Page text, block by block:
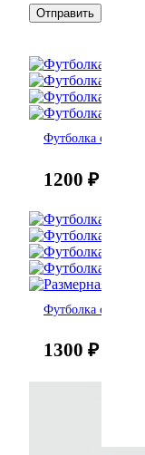
Футболка с
1200 ₽
Футболка с
1300 ₽